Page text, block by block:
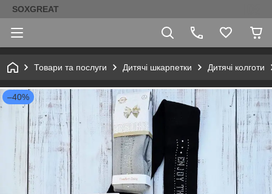
SOXGREAT
Товари та послуги Дитячі шкарпетки Дитячі колготи
–40%